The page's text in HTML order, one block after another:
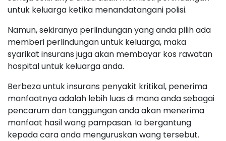
untuk keluarga ketika menandatangani polisi.
Namun, sekiranya perlindungan yang anda pilih ada
memberi perlindungan untuk keluarga, maka
syarikat insurans juga akan membayar kos rawatan
hospital untuk keluarga anda.
Berbeza untuk insurans penyakit kritikal, penerima
manfaatnya adalah lebih luas di mana anda sebagai
pencarum dan tanggungan anda akan menerima
manfaat hasil wang pampasan. Ia bergantung
kepada cara anda menguruskan wang tersebut.